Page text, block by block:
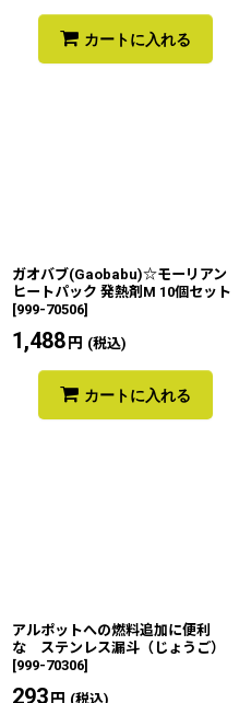
カートに入れる
ガオバブ(Gaobabu)☆モーリアン
ヒートパック 発熱剤M 10個セット
[999-70506]
1,488円 (税込)
カートに入れる
アルポットへの燃料追加に便利
な ステンレス漏斗（じょうご）
[999-70306]
293円 (税込)